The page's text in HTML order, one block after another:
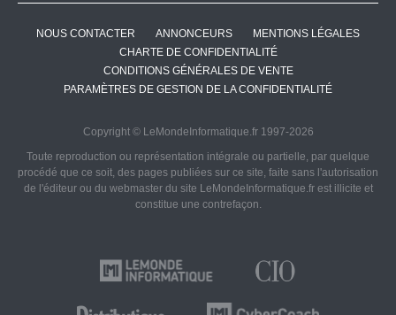
NOUS CONTACTER ANNONCEURS
MENTIONS LÉGALES
CHARTE DE CONFIDENTIALITÉ
CONDITIONS GÉNÉRALES DE VENTE
PARAMÈTRES DE GESTION DE LA CONFIDENTIALITÉ
Copyright © LeMondeInformatique.fr 1997-2026
Toute reproduction ou représentation intégrale ou partielle, par quelque
procédé que ce soit, des pages publiées sur ce site, faite sans l'autorisation
de l'éditeur ou du webmaster du site LeMondeInformatique.fr est illicite et
constitue une contrefaçon.